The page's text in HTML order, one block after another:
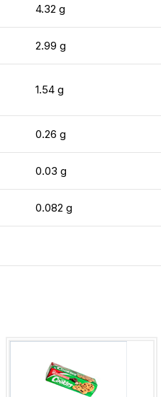
4.32 g
2.99 g
1.54 g
0.26 g
0.03 g
0.082 g